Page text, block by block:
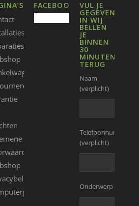
FACEBOOK VUL JE
GEGEVENS
IN WIJ
BELLEN
JE
BINNEN
30
MINUTEN
TERUG
Naam
(verplicht)
Telefoonnummer
(verplicht)
Onderwerp